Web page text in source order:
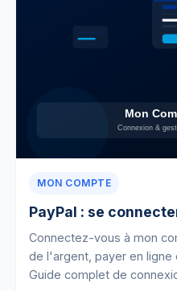
MON COMPTE
PayPal : se
Connectez-vous à mon
de l'argent, payer en
Guide complet de